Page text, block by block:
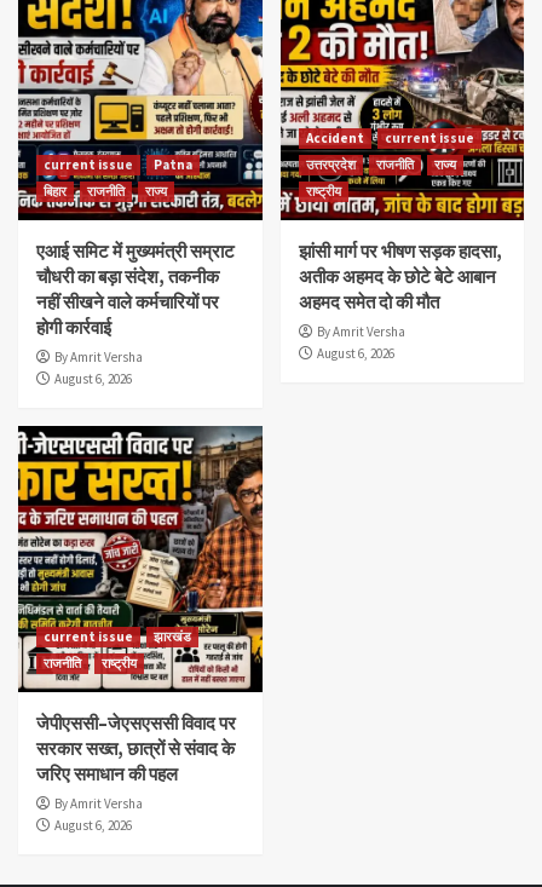
current issue
Patna
बिहार
राजनीति राज्य
एआई समिट में मुख्यमंत्री सम्राट
चौधरी का बड़ा संदेश, तकनीक
नहीं सीखने वाले कर्मचारियों पर
होगी कार्रवाई
By Amrit Versha
August 6, 2026
Accident
current issue
उत्तरप्रदेश
राजनीति
राज्य
राष्ट्रीय
झांसी मार्ग पर भीषण सड़क हादसा,
अतीक अहमद के छोटे बेटे आबान
अहमद समेत दो की मौत
By Amrit Versha
August 6, 2026
current issue
झारखंड
राजनीति
राष्ट्रीय
जेपीएससी–जेएसएससी विवाद पर
सरकार सख्त, छात्रों से संवाद के
जरिए समाधान की पहल
By Amrit Versha
August 6, 2026